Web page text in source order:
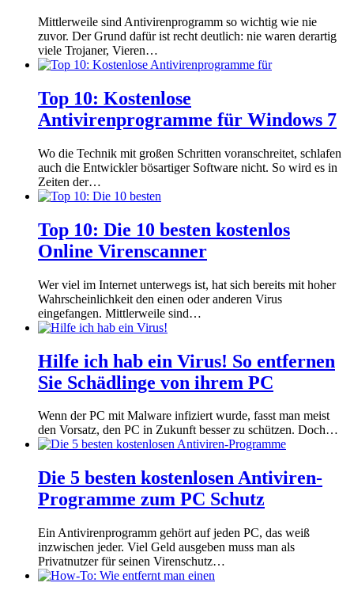
Mittlerweile sind Antivirenprogramm so wichtig wie nie
zuvor. Der Grund dafür ist recht deutlich: nie waren derartig
viele Trojaner, Vieren…
Top 10: Kostenlose
Antivirenprogramme für Windows 7
Wo die Technik mit großen Schritten voranschreitet, schlafen
auch die Entwickler bösartiger Software nicht. So wird es in
Zeiten der…
Top 10: Die 10 besten kostenlos
Online Virenscanner
Wer viel im Internet unterwegs ist, hat sich bereits mit hoher
Wahrscheinlichkeit den einen oder anderen Virus
eingefangen. Mittlerweile sind…
Hilfe ich hab ein Virus! So entfernen
Sie Schädlinge von ihrem PC
Wenn der PC mit Malware infiziert wurde, fasst man meist
den Vorsatz, den PC in Zukunft besser zu schützen. Doch…
Die 5 besten kostenlosen Antiviren-
Programme zum PC Schutz
Ein Antivirenprogramm gehört auf jeden PC, das weiß
inzwischen jeder. Viel Geld ausgeben muss man als
Privatnutzer für seinen Virenschutz…